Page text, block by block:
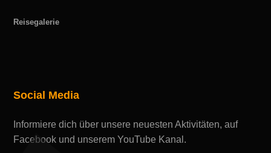
Reisegalerie
Social Media
Informiere dich über unsere neuesten Aktivitäten, auf
Facebook und unserem YouTube Kanal.